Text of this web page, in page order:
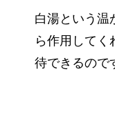
白湯という温
ら作用してく
待できるので